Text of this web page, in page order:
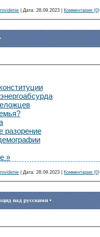
Дата: 28.09.2023 Комментарии (0)
разорение
»
Дата: 28.09.2023 Комментарии (0)
над русскими •